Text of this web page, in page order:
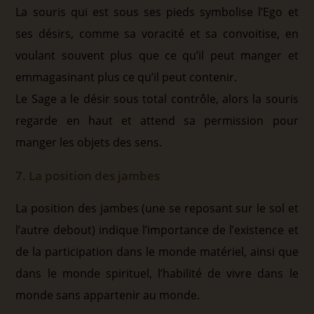
La souris qui est sous ses pieds symbolise l’Ego et
ses désirs, comme sa voracité et sa convoitise, en
voulant souvent plus que ce qu’il peut manger et
emmagasinant plus ce qu’il peut contenir.
Le Sage a le désir sous total contrôle, alors la souris
regarde en haut et attend sa permission pour
manger les objets des sens.
7. La position des jambes
La position des jambes (une se reposant sur le sol et
l’autre debout) indique l’importance de l’existence et
de la participation dans le monde matériel, ainsi que
dans le monde spirituel, l’habilité de vivre dans le
monde sans appartenir au monde.